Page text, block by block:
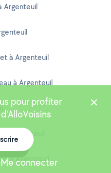
Argenteuil
à Argenteuil
à Argenteuil
Argenteuil
à Argenteuil
pour profiter
connecter